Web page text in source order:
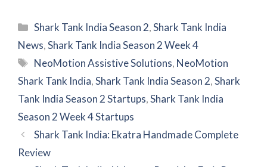
Categories
Shark Tank India Season 2,Shark Tank India
News,Shark Tank India Season 2 Week 4
Tags
NeoMotion Assistive Solutions, NeoMotion
Shark Tank India,Shark Tank India Season 2,Shark
Tank India Season 2 Startups,Shark Tank India
Season 2 Week 4 Startups
Shark Tank India: Ekatra Handmade Complete
Review